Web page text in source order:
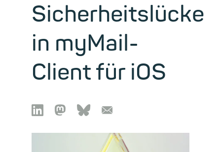
Sicherheitslücke
in myMail-
Client für iOS
 🦣︎ 🦋︎ 📧︎